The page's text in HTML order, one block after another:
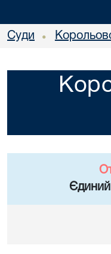
Суди •
Єдиний